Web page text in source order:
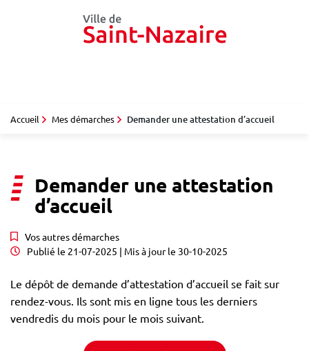
Accueil Mes démarches Demander une attestation d’accueil
Demander une attestation
d’accueil
Vos autres démarches
Publié le 21-07-2025 | Mis à jour le 30-10-2025
Le dépôt de demande d’attestation d’accueil se fait sur
rendez-vous. Ils sont mis en ligne tous les derniers
vendredis du mois pour le mois suivant.